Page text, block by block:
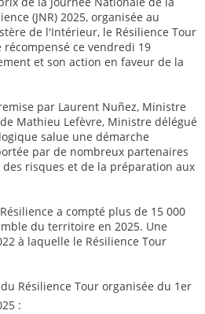
(JNR) 2025, organisée au
de l'Intérieur, le Résilience Tour
récompensé ce vendredi 19
et son action en faveur de la
par Laurent Nuñez, Ministre
Mathieu Lefèvre, Ministre délégué
salue une démarche
par de nombreux partenaires
risques et de la préparation aux
a compté plus de 15 000
du territoire en 2025. Une
à laquelle le Résilience Tour
Résilience Tour organisée du 1er
: